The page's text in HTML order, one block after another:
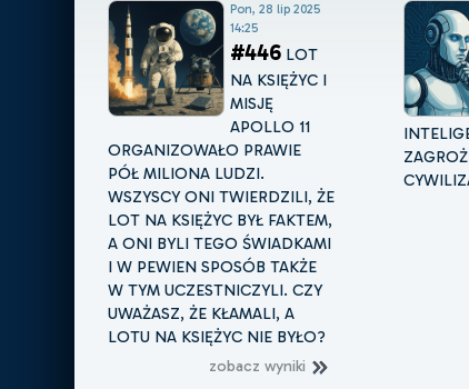
Pon, 28 lip 2025
14:25
#446 LOT
NA KSIĘŻYC I
MISJĘ
APOLLO 11
ORGANIZOWAŁO PRAWIE
PÓŁ MILIONA LUDZI.
WSZYSCY ONI TWIERDZILI, ŻE
LOT NA KSIĘŻYC BYŁ FAKTEM,
A ONI BYLI TEGO ŚWIADKAMI
I W PEWIEN SPOSÓB TAKŻE
W TYM UCZESTNICZYLI. CZY
UWAŻASZ, ŻE KŁAMALI, A
LOTU NA KSIĘŻYC NIE BYŁO?
zobacz wyniki